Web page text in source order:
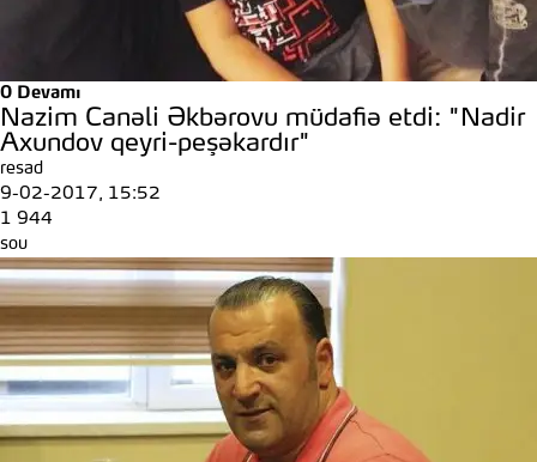
0 Devamı
Nazim Canəli Əkbərovu müdafiə etdi: "Nadir
Axundov qeyri-peşəkardır"
resad
9-02-2017, 15:52
1 944
sou